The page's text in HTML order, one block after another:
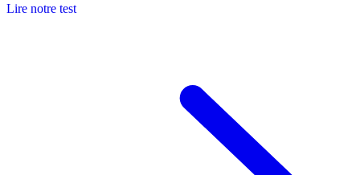
Lire notre test